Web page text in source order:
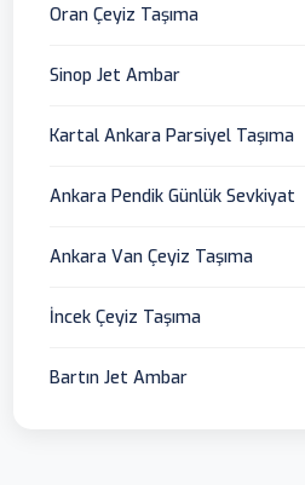
Oran Çeyiz Taşıma
Sinop Jet Ambar
Kartal Ankara Parsiyel Taşıma
Ankara Pendik Günlük Sevkiyat
Ankara Van Çeyiz Taşıma
İncek Çeyiz Taşıma
Bartın Jet Ambar